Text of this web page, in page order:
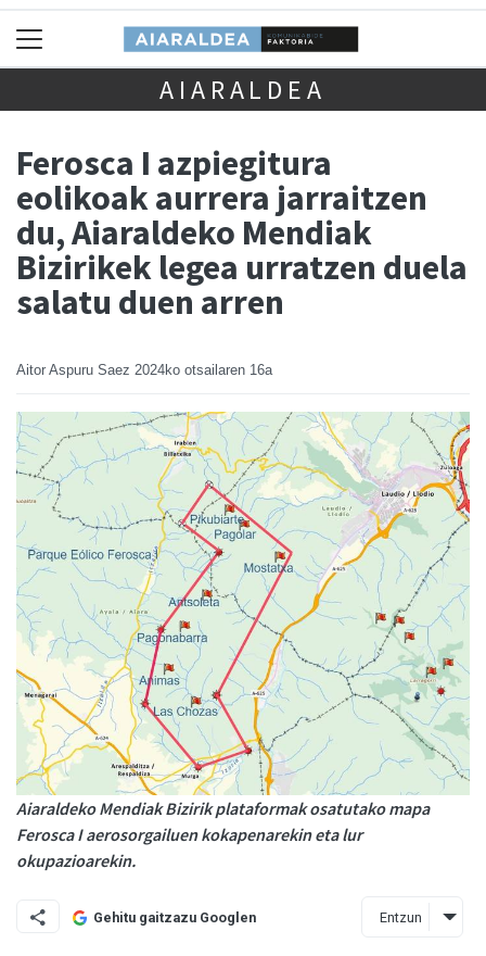
AIARALDEA
Ferosca I azpiegitura
eolikoak aurrera jarraitzen
du, Aiaraldeko Mendiak
Bizirikek legea urratzen duela
salatu duen arren
Aitor Aspuru Saez 2024ko otsailaren 16a
Aiaraldeko Mendiak Bizirik plataformak osatutako mapa
Ferosca I aerosorgailuen kokapenarekin eta lur
okupazioarekin.
Gehitu gaitzazu Googlen Entzun